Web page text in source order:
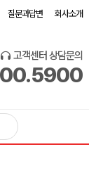
질문과답변 회사소개
고객센터 상담문의